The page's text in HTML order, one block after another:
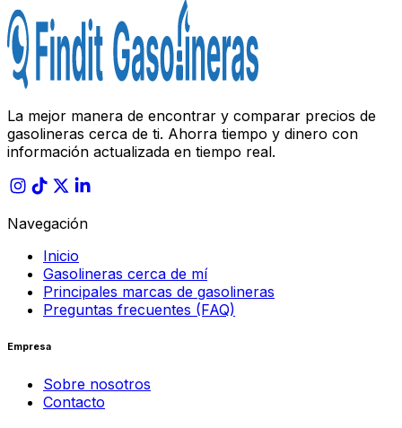
La mejor manera de encontrar y comparar precios de
gasolineras cerca de ti. Ahorra tiempo y dinero con
información actualizada en tiempo real.
Navegación
Inicio
Gasolineras cerca de mí
Principales marcas de gasolineras
Preguntas frecuentes (FAQ)
Empresa
Sobre nosotros
Contacto